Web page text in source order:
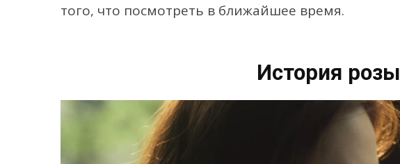
того, что посмотреть в ближайшее время.
История розы